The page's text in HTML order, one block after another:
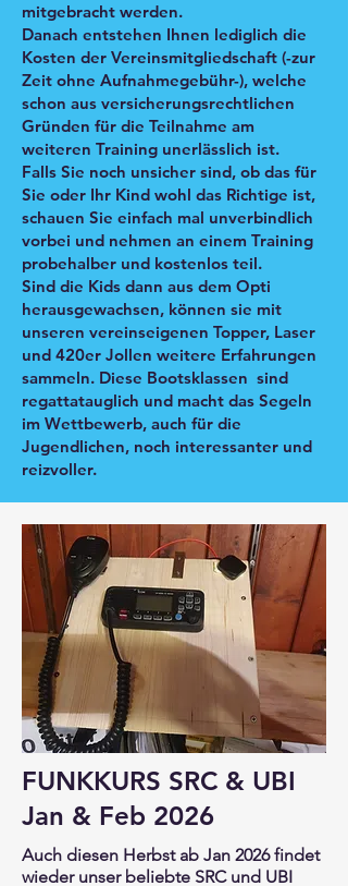
mitgebracht werden.
Danach entstehen Ihnen lediglich die
Kosten der Vereinsmitgliedschaft (-zur
Zeit ohne Aufnahmegebühr-), welche
schon aus versicherungsrechtlichen
Gründen für die Teilnahme am
weiteren Training unerlässlich ist.
Falls Sie noch unsicher sind, ob das für
Sie oder Ihr Kind wohl das Richtige ist,
schauen Sie einfach mal unverbindlich
vorbei und nehmen an einem Training
probehalber und kostenlos teil.
Sind die Kids dann aus dem Opti
herausgewachsen, können sie mit
unseren vereinseigenen Topper, Laser
und 420er Jollen weitere Erfahrungen
sammeln. Diese Bootsklassen sind
regattatauglich und macht das Segeln
im Wettbewerb, auch für die
Jugendlichen, noch interessanter und
reizvoller.
FUNKKURS SRC & UBI
Jan & Feb 2026
Auch diesen Herbst ab Jan 2026 findet
wieder unser beliebte SRC und UBI